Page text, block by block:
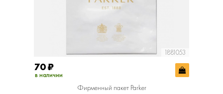
1881053
70₽
в наличии
Фирменный пакет Parker